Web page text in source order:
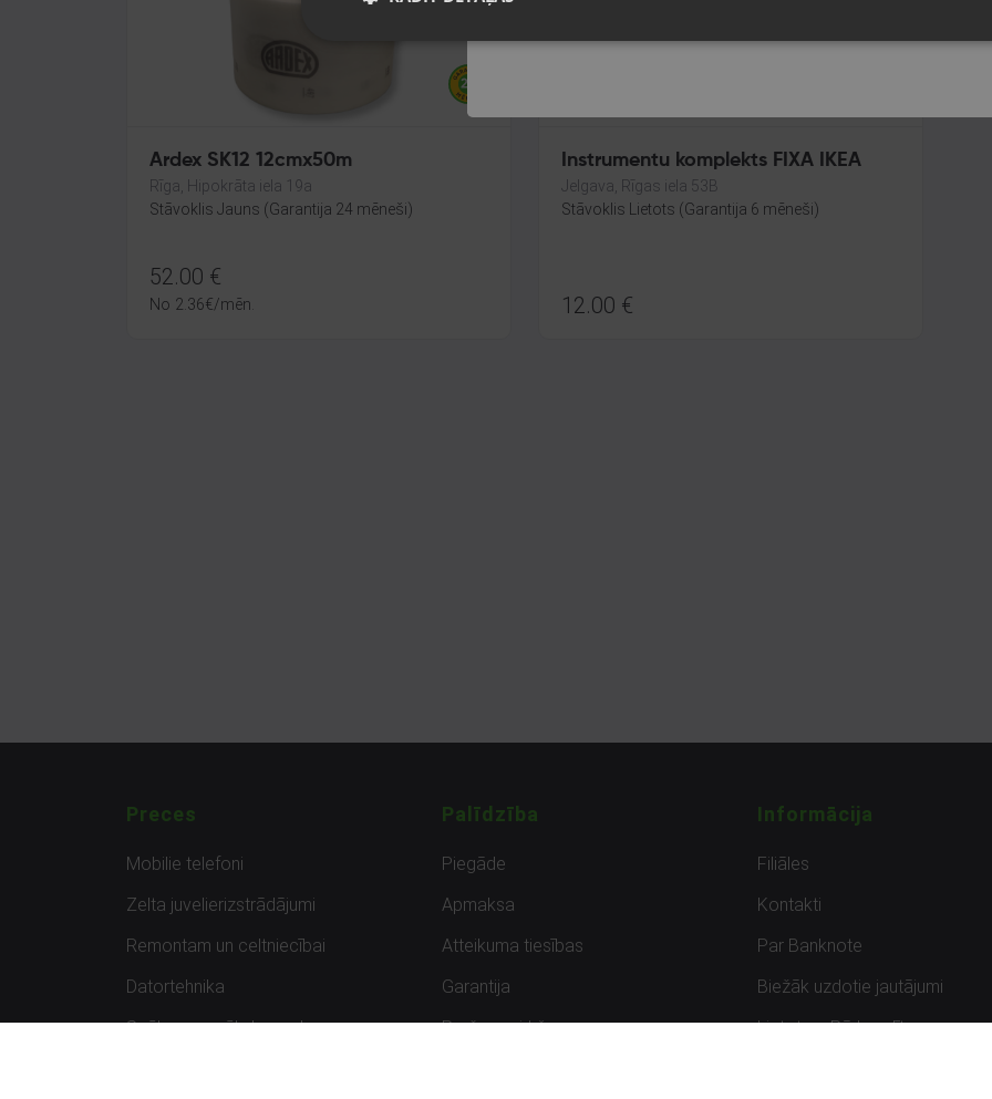
Ardex SK12 12cmx50m
Rīga, Hipokrāta iela 19a
Stāvoklis Jauns (Garantija 24 mēneši)
52.00 €
No 2.36€/mēn.
Instrumentu komplekts FIXA IKEA
Jelgava, Rīgas iela 53B
Stāvoklis Lietots (Garantija 6 mēneši)
12.00 €
Preces
Mobilie telefoni
Zelta juvelierizstrādājumi
Remontam un celtniecībai
Datortehnika
Spēles un spēļu konsoles
Palīdzība
Piegāde
Apmaksa
Atteikuma tiesības
Garantija
Preču uzpirkšana
Informācija
Filiāles
Kontakti
Par Banknote
Biežāk uzdotie jautājumi
Lietots – Pārbaudīts